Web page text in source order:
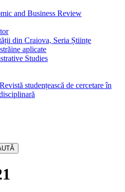
and Business Review
din Craiova, Seria Științe
aplicate
Studies
studențească de cercetare în